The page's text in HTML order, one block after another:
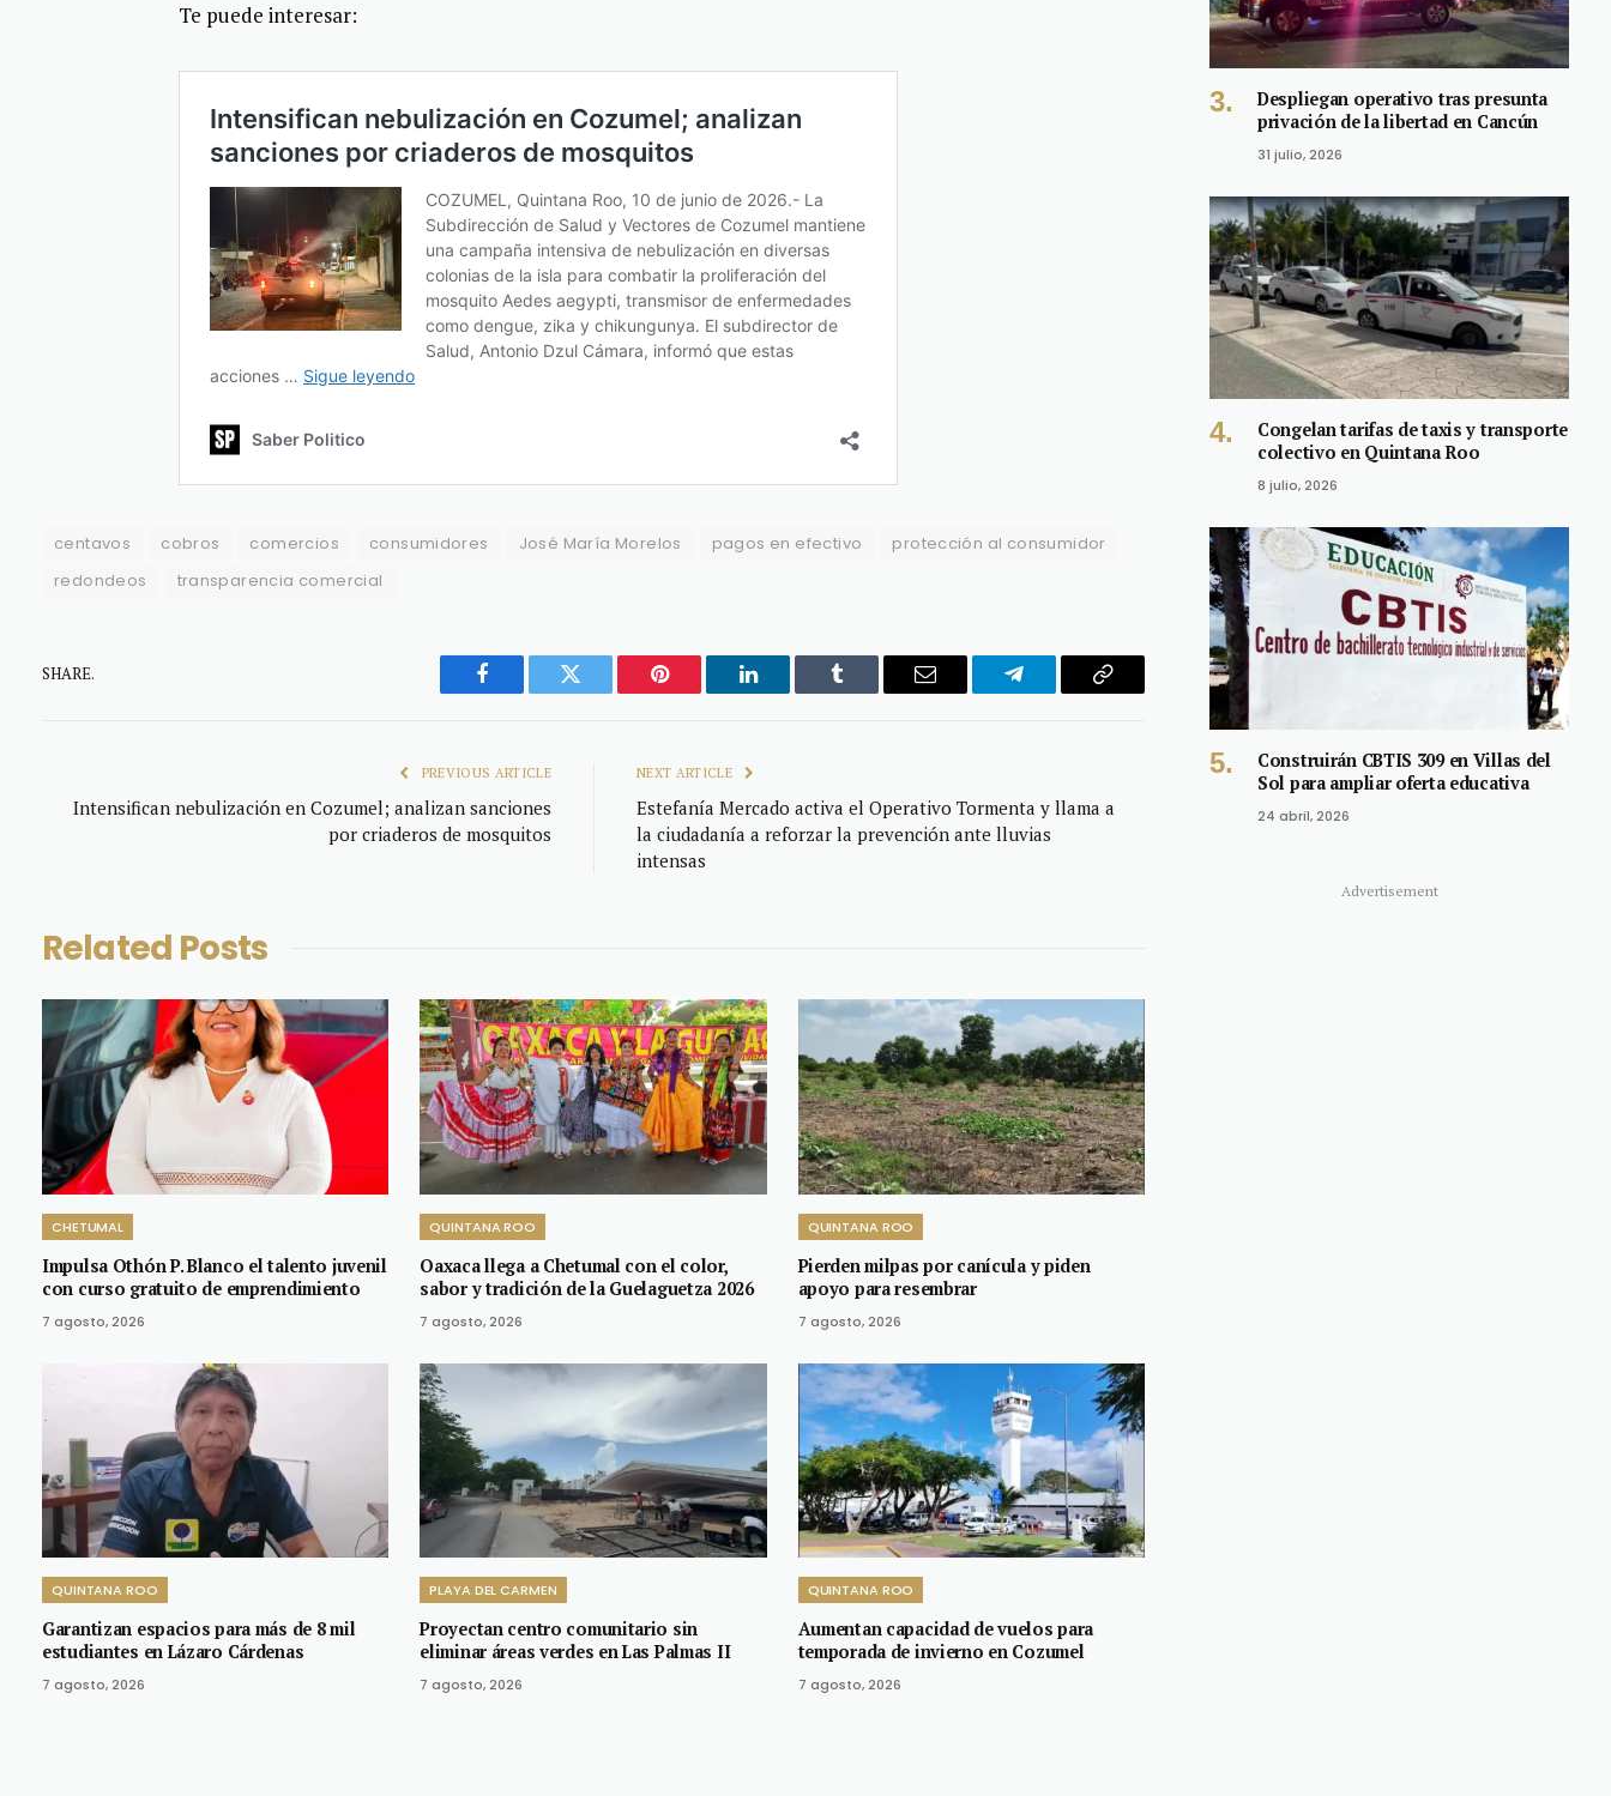
Te puede interesar:
centavos cobros comercios consumidores José María Morelos pagos en efectivo
protección al consumidor
redondeos
transparencia comercial
SHARE.
Facebook Twitter Pinterest LinkedIn Tumblr Email Telegram Copy
PREVIOUS ARTICLE
Intensifican nebulización en Cozumel; analizan sanciones
por criaderos de mosquitos
NEXT ARTICLE
Estefanía Mercado activa el Operativo Tormenta y llama a
la ciudadanía a reforzar la prevención ante lluvias
intensas
Related Posts
CHETUMAL
Impulsa Othón P. Blanco el talento juvenil
con curso gratuito de emprendimiento
7 agosto, 2026
QUINTANA ROO
Oaxaca llega a Chetumal con el color,
sabor y tradición de la Guelaguetza 2026
7 agosto, 2026
QUINTANA ROO
Pierden milpas por canícula y piden
apoyo para resembrar
7 agosto, 2026
QUINTANA ROO
Garantizan espacios para más de 8 mil
estudiantes en Lázaro Cárdenas
7 agosto, 2026
PLAYA DEL CARMEN
Proyectan centro comunitario sin
eliminar áreas verdes en Las Palmas II
7 agosto, 2026
QUINTANA ROO
Aumentan capacidad de vuelos para
temporada de invierno en Cozumel
7 agosto, 2026
Despliegan operativo tras presunta
privación de la libertad en Cancún
31 julio, 2026
Congelan tarifas de taxis y transporte
colectivo en Quintana Roo
8 julio, 2026
Construirán CBTIS 309 en Villas del
Sol para ampliar oferta educativa
24 abril, 2026
Advertisement